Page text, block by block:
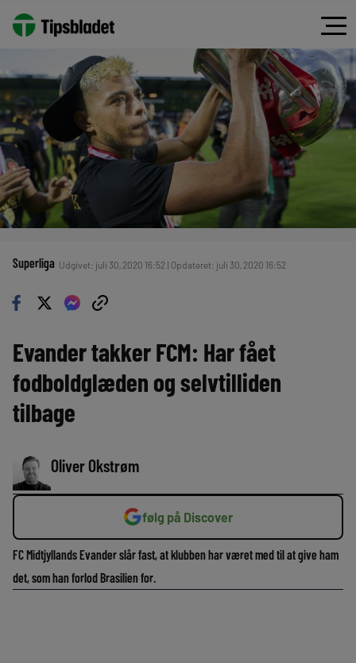
Superliga Udgivet: juli 30, 2020 16:52 | Opdateret: juli 30, 2020 16:52
Evander takker FCM: Har fået
fodboldglæden og selvtilliden
tilbage
Oliver Okstrøm
følg på Discover
FC Midtjyllands Evander slår fast, at klubben har været med til at give ham
det, som han forlod Brasilien for.